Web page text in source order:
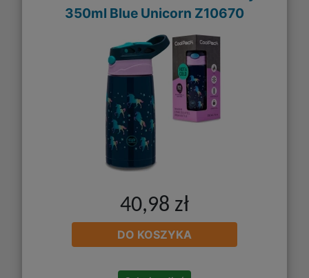
350ml Blue Unicorn Z10670
40,98 zł
DO KOSZYKA